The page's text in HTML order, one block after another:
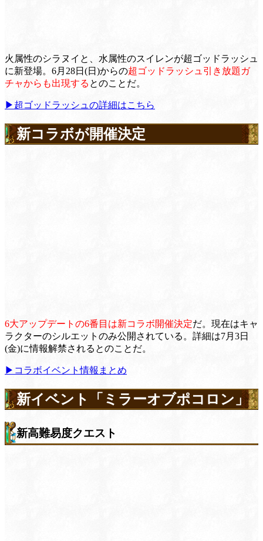
火属性のシラヌイと、水属性のスイレンが超ゴッドラッシュ
に新登場。6月28日(日)からの超ゴッドラッシュ引き放題ガ
チャからも出現する とのことだ。
▶超ゴッドラッシュの詳細はこちら
新コラボが開催決定
6大アップデートの6番目は新コラボ開催決定だ。現在はキャ
ラクターのシルエットのみ公開されている。詳細は7月3日
(金)に情報解禁されるとのことだ。
▶コラボイベント情報まとめ
新イベント「ミラーオブポコロン」
新高難易度クエスト